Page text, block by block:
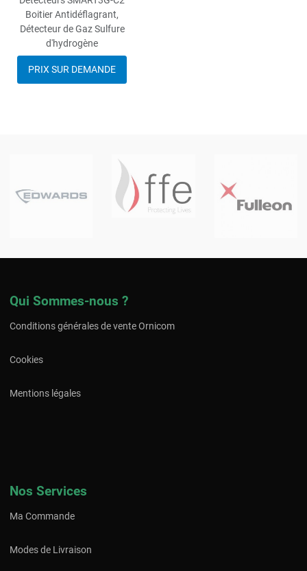
Boitier Antidéflagrant,
Détecteur de Gaz Sulfure
d'hydrogène
PRIX SUR DEMANDE
Qui Sommes-nous ?
Conditions générales de vente Ornicom
Cookies
Mentions légales
Nos Services
Ma Commande
Modes de Livraison